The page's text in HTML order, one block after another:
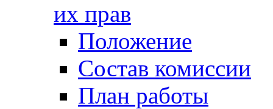
их прав
Положение
Состав комиссии
План работы